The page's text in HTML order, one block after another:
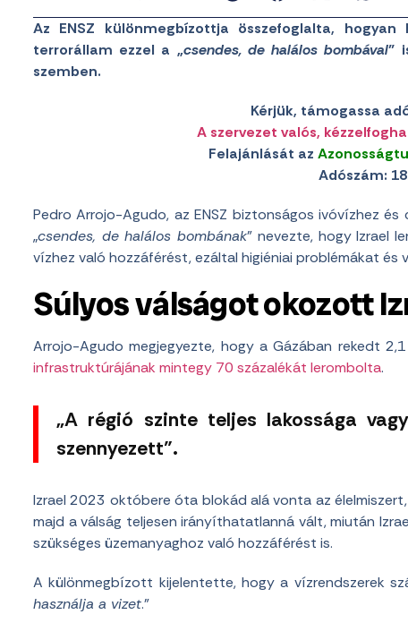
Az ENSZ különmegbízottja összefoglalta,
terrorállam ezzel a „csendes, de halálos bombával”
szemben.
Kérjük, támogassa
A szervezet valós,
Felajánlását az
Adószám:
Pedro Arrojo-Agudo, az ENSZ biztonságos ivóvízhez
„csendes, de halálos bombának” nevezte, hogy Izrael
vízhez való hozzáférést, ezáltal higiéniai problémákat
Súlyos válságot okozott
Arrojo-Agudo megjegyezte, hogy a Gázában rekedt
infrastruktúrájának mintegy 70 százalékát lerombolta.
„A régió szinte teljes lakossága
szennyezett”.
Izrael 2023 októbere óta blokád alá vonta az
majd a válság teljesen irányíthatatlanná vált, miután
szükséges üzemanyaghoz való hozzáférést is.
A különmegbízott kijelentette, hogy a vízrendszerek
használja a vizet.”